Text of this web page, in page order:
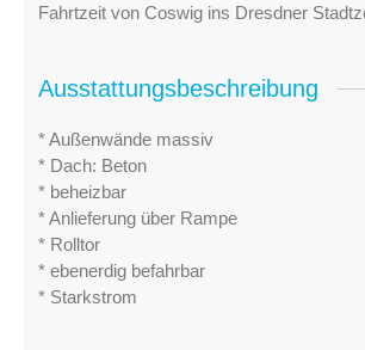
Fahrtzeit von Coswig ins Dresdner
Ausstattungsbeschreibung
* Außenwände massiv
* Dach: Beton
* beheizbar
* Anlieferung über Rampe
* Rolltor
* ebenerdig befahrbar
* Starkstrom